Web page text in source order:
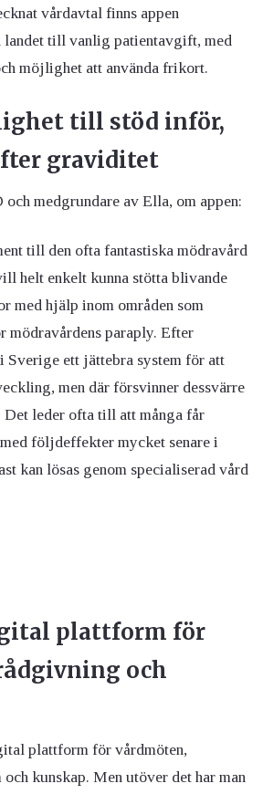
vårdavtal finns appen
till vanlig patientavgift, med
möjlighet att använda frikort.
till stöd inför,
graviditet
medgrundare av Ella, om appen:
till den ofta fantastiska mödravård
helt enkelt kunna stötta blivande
med hjälp inom områden som
mödravårdens paraply. Efter
Sverige ett jättebra system för att
men där försvinner dessvärre
Det leder ofta till att många får
följdeffekter mycket senare i
kan lösas genom specialiserad vård
plattform för
och
plattform för vårdmöten,
kunskap. Men utöver det har man